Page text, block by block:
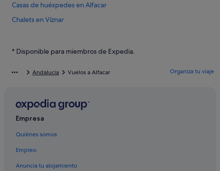
Casas de huéspedes en Alfacar
Chalets en Víznar
Hoteles con bar en Alfacar
Casas rurales en Alfacar
Casas privadas de vacaciones en Alfacar
Condominios en Güevéjar
Apartoteles en Alfacar
Hoteles con piscina en Alfacar
Campings de caravanas en Alfacar
* Disponible para miembros de Expedia.
Andalucía Vuelos a Alfacar Organiza tu viaje
Empresa
Quiénes somos
Empleo
Anuncia tu alojamiento